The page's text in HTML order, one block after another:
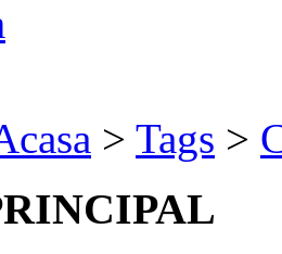
> Tags >